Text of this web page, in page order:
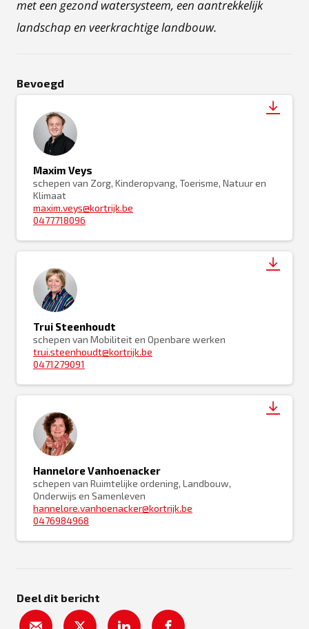
met een gezond watersysteem, een aantrekkelijk
landschap en veerkrachtige landbouw.
Bevoegd
Maxim Veys
schepen van Zorg, Kinderopvang, Toerisme, Natuur en
Klimaat
maxim.veys@kortrijk.be
0477718096
Trui Steenhoudt
schepen van Mobiliteit en Openbare werken
trui.steenhoudt@kortrijk.be
0471279091
Hannelore Vanhoenacker
schepen van Ruimtelijke ordening, Landbouw,
Onderwijs en Samenleven
hannelore.vanhoenacker@kortrijk.be
0476984968
Deel dit bericht